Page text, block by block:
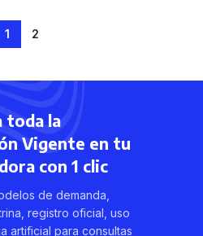
1 2
toda la
Vigente en tu
con 1 clic
de demanda,
registro oficial, uso
artificial para consultas